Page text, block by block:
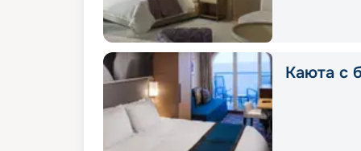
Каюта с